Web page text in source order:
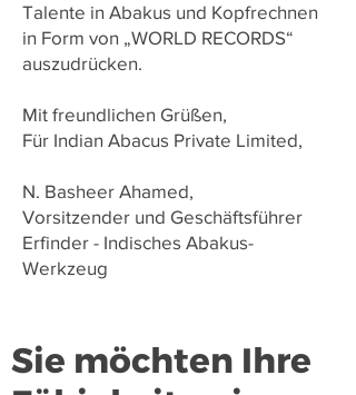
Talente in Abakus und Kopfrechnen
in Form von „WORLD RECORDS“
auszudrücken.
Mit freundlichen Grüßen,
Für Indian Abacus Private Limited,
N. Basheer Ahamed,
Vorsitzender und Geschäftsführer
Erfinder - Indisches Abakus-
Werkzeug
Sie möchten Ihre